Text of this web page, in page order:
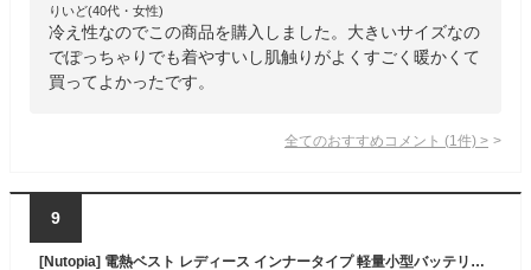
りいど(40代・女性)
冷え性なのでこの商品を購入しました。大きいサイズなの
でぽっちゃりでも着やすいし肌触りがよくすごく暖かくて
買ってよかったです。
全てのおすすめコメント (1 件) >
9
[Nutopia] 電熱ベスト レディース インナータイプ 軽量小型バッテリー付き ヒーターベスト PSE承認 10000mAh バッテリー 薄型ヒーターシート 加熱ベスト 国内メーカー 3段階温度調整 ポケッタブル 電熱ウェア 軽量 洗濯機で洗える 通勤 散歩 ゴルフ 防寒対策 SUGUHEAT (ジャケット/ネイビー/M)